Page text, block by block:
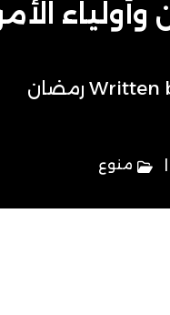
Written رمضان
منوع